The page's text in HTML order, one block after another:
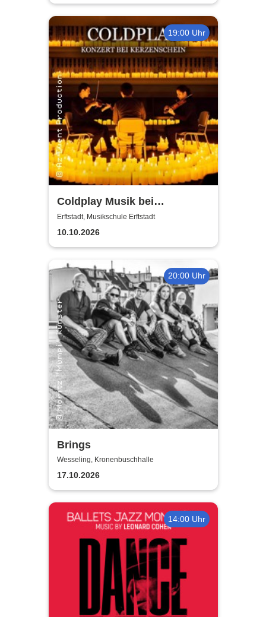
19:00 Uhr
Coldplay Musik bei
Kerzenschein
Erftstadt, Musikschule Erftstadt
10.10.2026
20:00 Uhr
Brings
Wesseling, Kronenbuschhalle
17.10.2026
14:00 Uhr